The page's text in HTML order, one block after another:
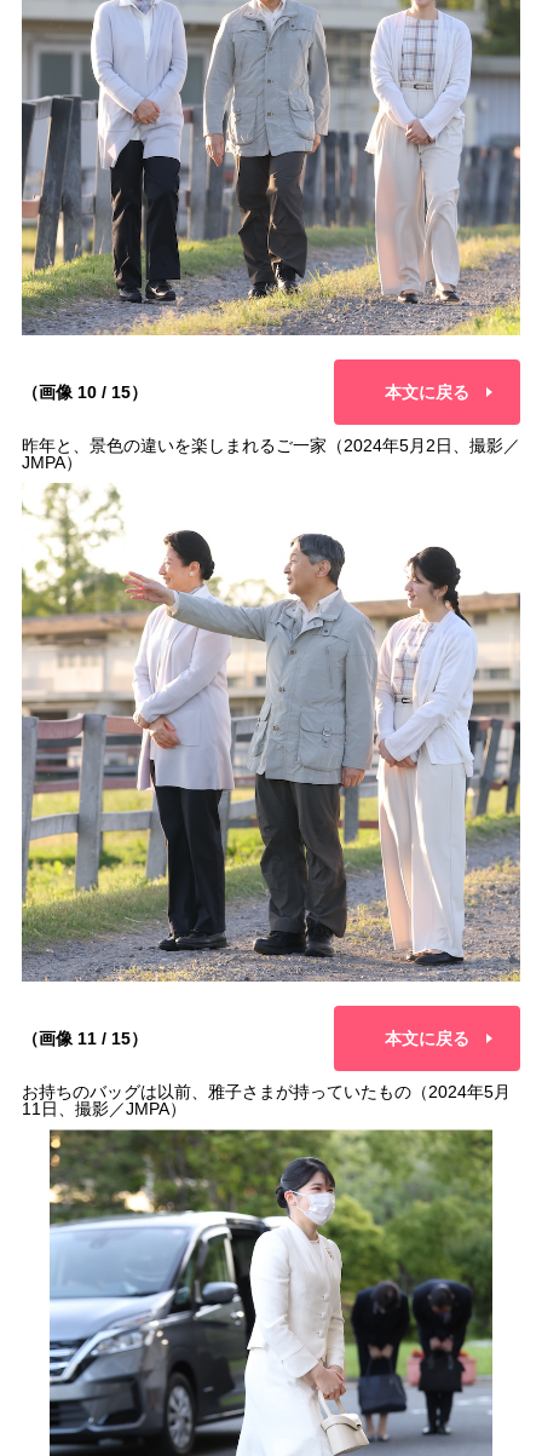
（画像 10 / 15） 本文に戻る
昨年と、景色の違いを楽しまれるご一家（2024年5月2日、撮影／
JMPA）
（画像 11 / 15） 本文に戻る
お持ちのバッグは以前、雅子さまが持っていたもの（2024年5月
11日、撮影／JMPA）